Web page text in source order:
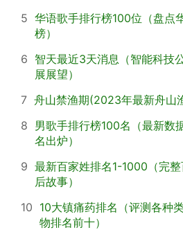
5 华语歌手排行榜100位（盘点
榜）
6 智天最近3天消息（智能科技
展展望）
7 舟山禁渔期(2023年最新舟山
8 男歌手排行榜100名（最新数
名出炉）
9 最新百家姓排名1-1000（完
后故事）
10 10大镇痛药排名（评测各种
物排名前十）